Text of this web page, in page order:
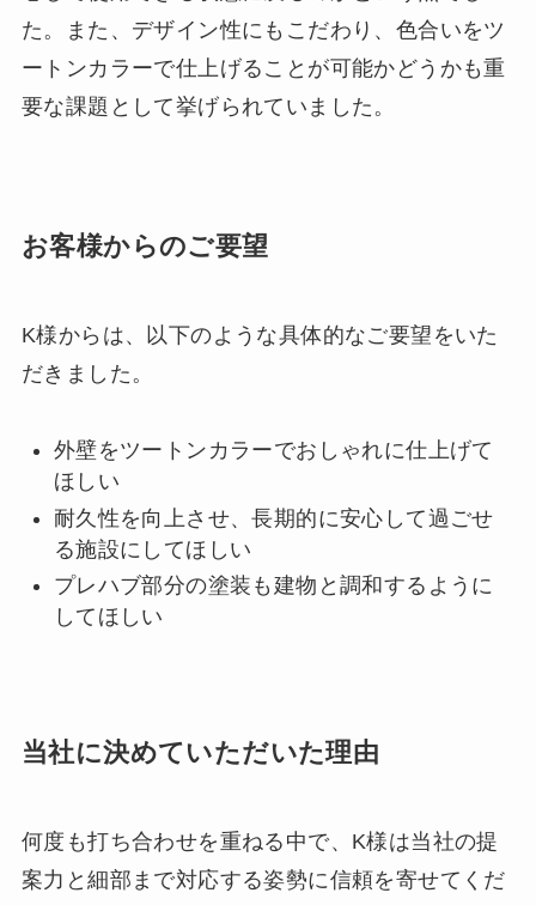
た。また、デザイン性にもこだわり、色合いをツ
ートンカラーで仕上げることが可能かどうかも重
要な課題として挙げられていました。
お客様からのご要望
K様からは、以下のような具体的なご要望をいた
だきました。
外壁をツートンカラーでおしゃれに仕上げて
ほしい
耐久性を向上させ、長期的に安心して過ごせ
る施設にしてほしい
プレハブ部分の塗装も建物と調和するように
してほしい
当社に決めていただいた理由
何度も打ち合わせを重ねる中で、K様は当社の提
案力と細部まで対応する姿勢に信頼を寄せてくだ